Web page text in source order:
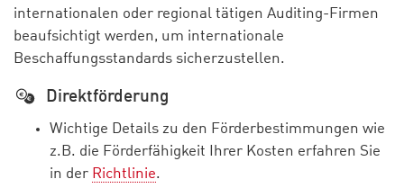
internationalen oder regional tätigen Auditing-Firmen
beaufsichtigt werden, um internationale
Beschaffungsstandards sicherzustellen.
Direktförderung
Wichtige Details zu den Förderbestimmungen wie
z.B. die Förderfähigkeit Ihrer Kosten erfahren Sie
in der Richtlinie.